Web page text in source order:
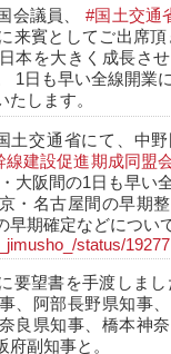
会議員、 #国土交通
来賓としてご出席
本を大きく成長さ
1日も早い全線開業
たします。
土交通省にて、中
線建設促進期成同盟
大阪間の1日も早い
・名古屋間の早期
早期確定などについ
status/
要望書を手渡しま
、阿部長野県知事
良県知事、橋本神
府副知事と。